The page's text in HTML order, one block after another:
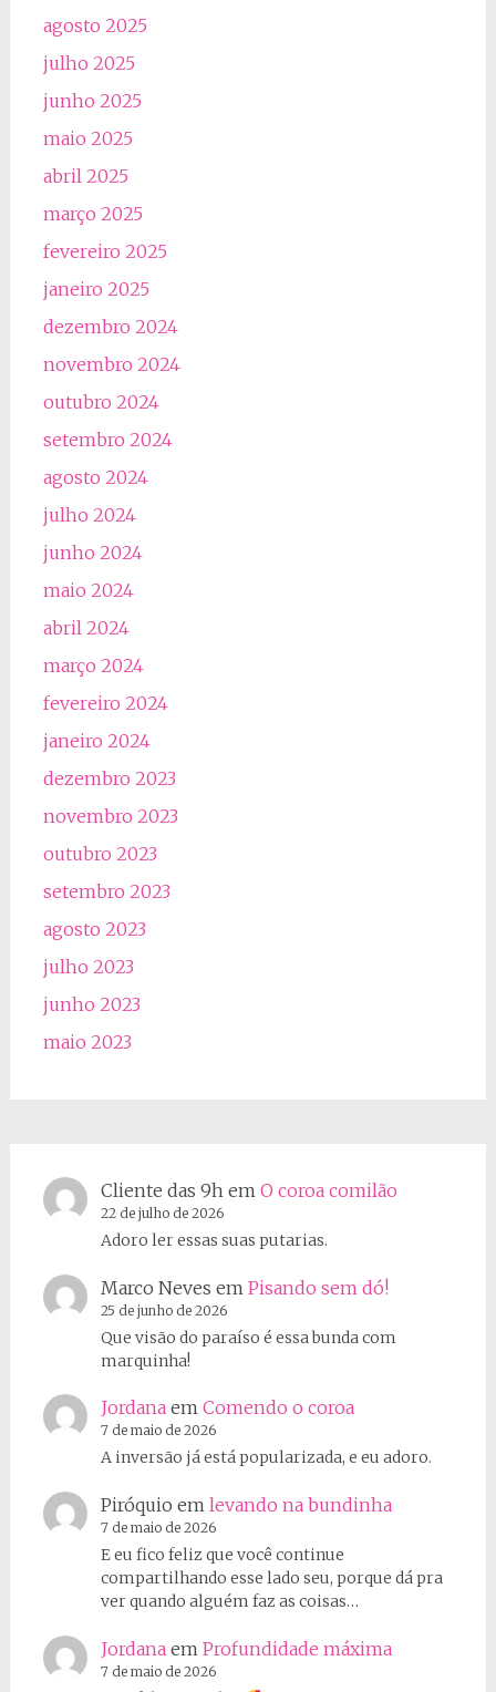
agosto 2025
julho 2025
junho 2025
maio 2025
abril 2025
março 2025
fevereiro 2025
janeiro 2025
dezembro 2024
novembro 2024
outubro 2024
setembro 2024
agosto 2024
julho 2024
junho 2024
maio 2024
abril 2024
março 2024
fevereiro 2024
janeiro 2024
dezembro 2023
novembro 2023
outubro 2023
setembro 2023
agosto 2023
julho 2023
junho 2023
maio 2023
Cliente das 9hem O coroa comilão
22 de julho de 2026
Adoro ler essas suas putarias.
Marco Neves em Pisando sem dó!
25 de junho de 2026
Que visão do paraíso é essa bunda com
marquinha!
Jordanaem Comendo o coroa
7 de maio de 2026
A inversão já está popularizada, e eu adoro.
Piróquio em levando na bundinha
7 de maio de 2026
E eu fico feliz que você continue
compartilhando esse lado seu, porque dá pra
ver quando alguém faz as coisas…
Jordanaem Profundidade máxima
7 de maio de 2026